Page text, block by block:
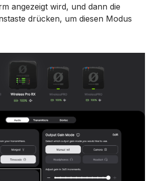
angezeigt wird, und dann die
drücken, um diesen Modus